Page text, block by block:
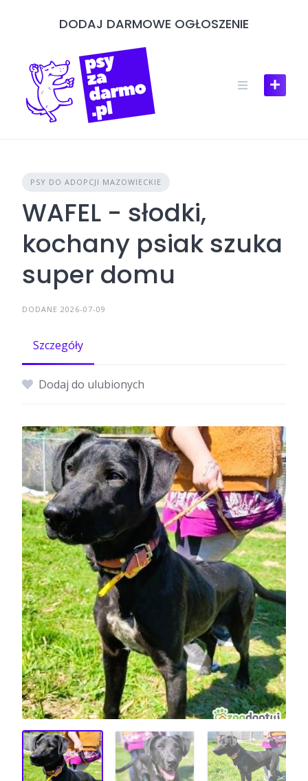
DODAJ DARMOWE OGŁOSZENIE
PSY DO ADOPCJI MAZOWIECKIE
WAFEL - słodki,
kochany psiak szuka
super domu
DODANE 2026-07-09
Szczegóły
Dodaj do ulubionych